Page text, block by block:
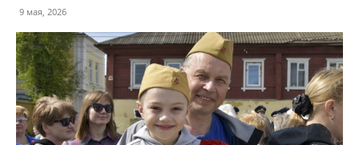
9 мая, 2026